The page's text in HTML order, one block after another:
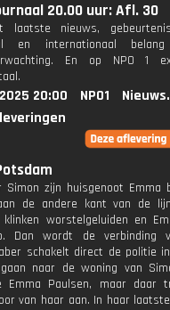
20.00 uur: Afl. 30
laatste nieuws,
en internationaal
En op NPO 1
20:00 NPO1
Simon zijn huisgenoot Emma
de andere kant van de
worstelgeluiden en
Dan wordt de verbinding
schakelt direct de politie
naar de woning van
Emma Paulsen, maar daar
van haar aan. In haar